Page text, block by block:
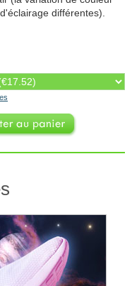
différentes).